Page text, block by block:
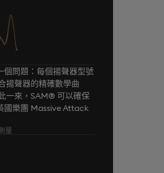
個問題：每個揚聲器型號
揚聲器的精確數學曲
一來，SAM® 可以確保
國樂團 Massive Attack
量